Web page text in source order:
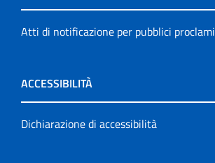
Atti di notificazione per pubblici proclami
ACCESSIBILITÀ
Dichiarazione di accessibilità